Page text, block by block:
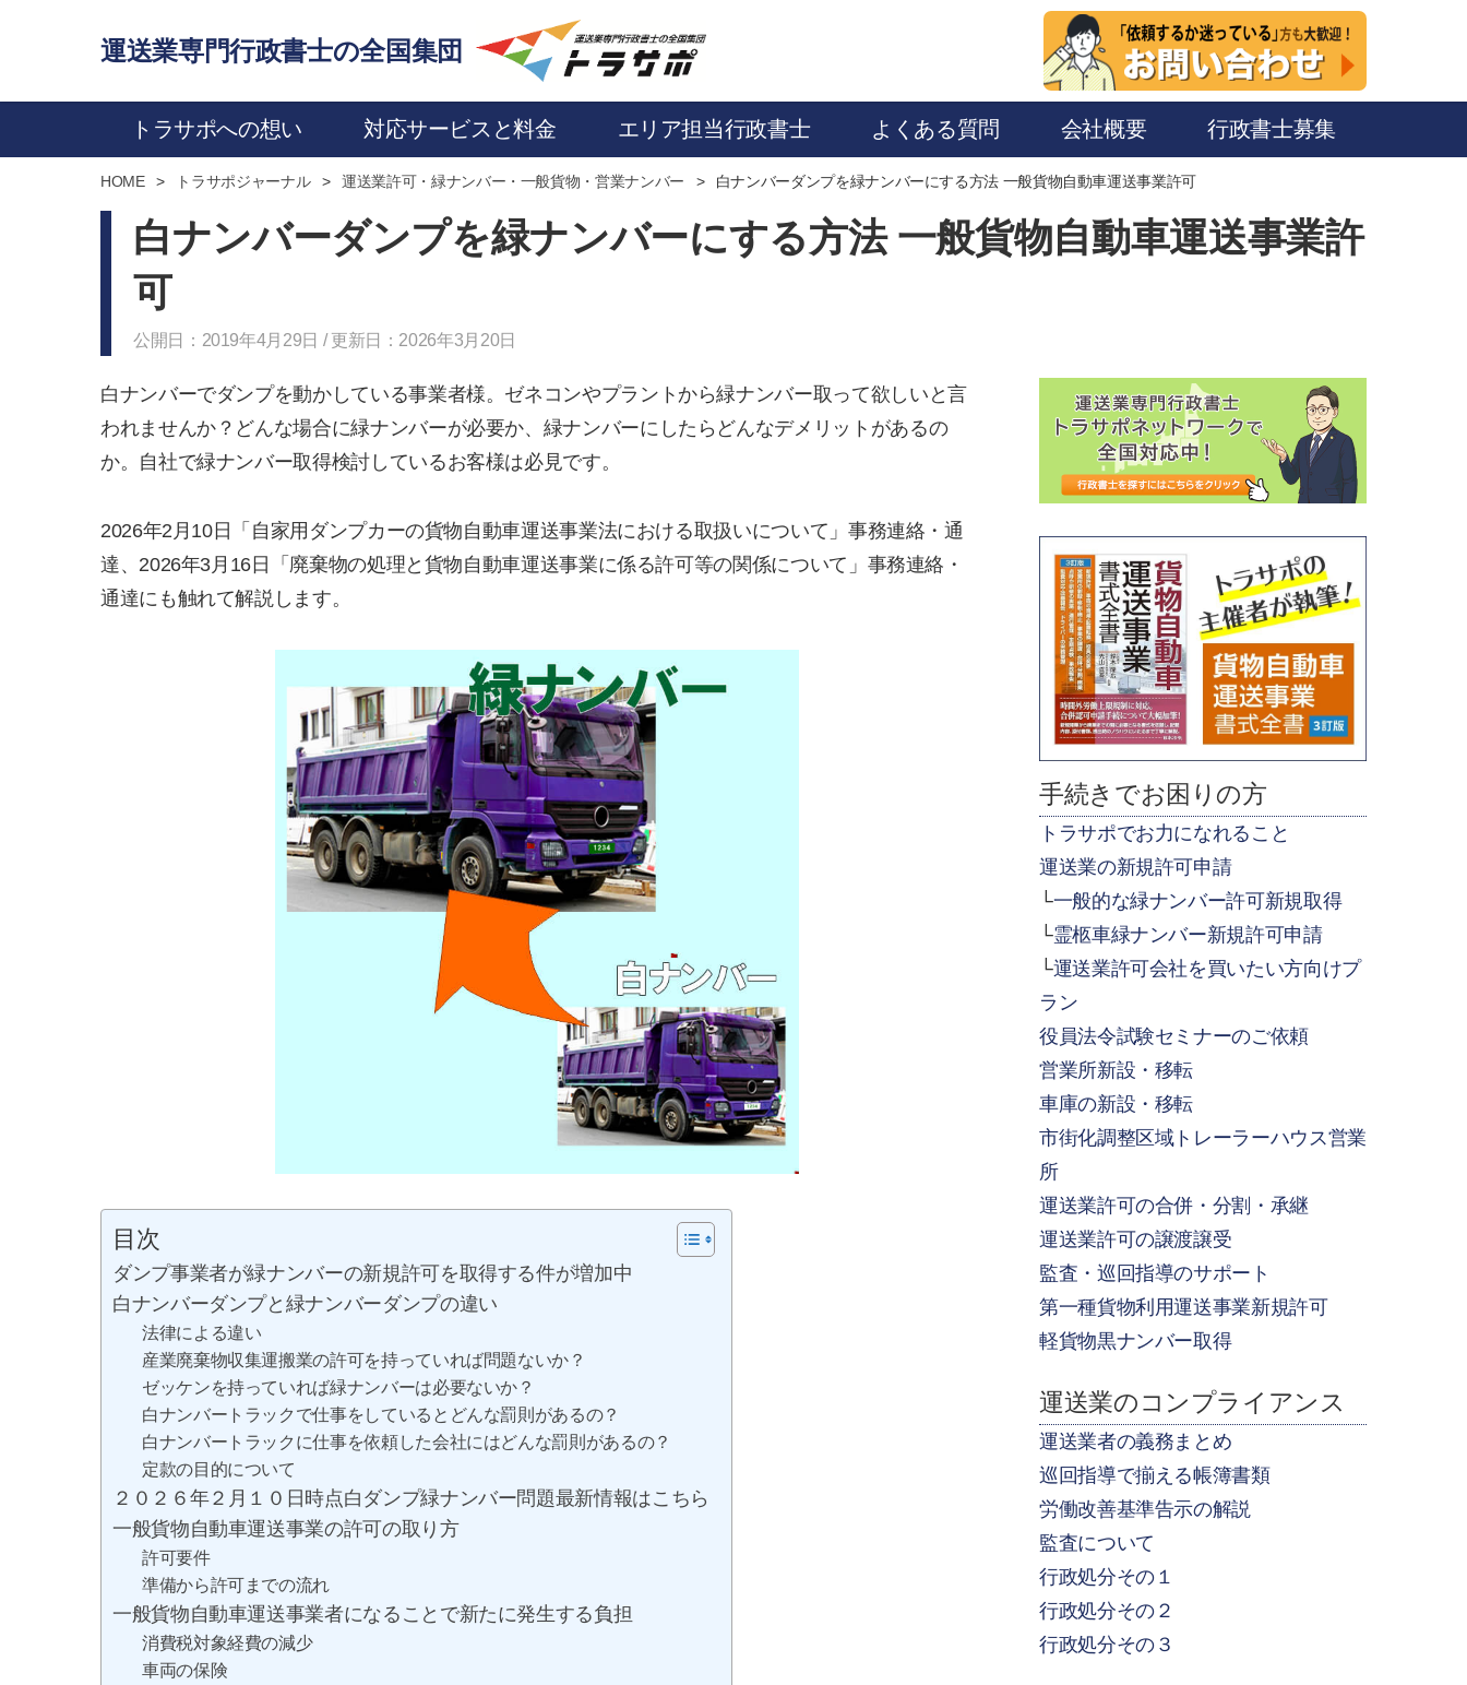
運送業専門行政書士の全国集団
トラサポへの想い 対応サービスと料金 エリア担当行政書士 よくある質問 会社概要 行政書士募集
HOME トラサポジャーナル 運送業許可・緑ナンバー・一般貨物・営業ナンバー 白ナンバーダンプを緑ナンバーにする方法 一般貨物自動車運送事業許可
白ナンバーダンプを緑ナンバーにする方法 一般貨物自動車運送事業許
可
公開日：2019年4月29日 / 更新日：2026年3月20日
白ナンバーでダンプを動かしている事業者様。ゼネコンやプラントから緑ナンバー取って欲しいと言
われませんか？どんな場合に緑ナンバーが必要か、緑ナンバーにしたらどんなデメリットがあるの
か。自社で緑ナンバー取得検討しているお客様は必見です。
2026年2月10日「自家用ダンプカーの貨物自動車運送事業法における取扱いについて」事務連絡・通
達、2026年3月16日「廃棄物の処理と貨物自動車運送事業に係る許可等の関係について」事務連絡・
通達にも触れて解説します。
目次
ダンプ事業者が緑ナンバーの新規許可を取得する件が増加中
白ナンバーダンプと緑ナンバーダンプの違い
法律による違い
産業廃棄物収集運搬業の許可を持っていれば問題ないか？
ゼッケンを持っていれば緑ナンバーは必要ないか？
白ナンバートラックで仕事をしているとどんな罰則があるの？
白ナンバートラックに仕事を依頼した会社にはどんな罰則があるの？
定款の目的について
２０２６年２月１０日時点白ダンプ緑ナンバー問題最新情報はこちら
一般貨物自動車運送事業の許可の取り方
許可要件
準備から許可までの流れ
一般貨物自動車運送事業者になることで新たに発生する負担
消費税対象経費の減少
車両の保険
手続きでお困りの方
トラサポでお力になれること
運送業の新規許可申請
一般的な緑ナンバー許可新規取得
霊柩車緑ナンバー新規許可申請
運送業許可会社を買いたい方向けプ
ラン
役員法令試験セミナーのご依頼
営業所新設・移転
車庫の新設・移転
市街化調整区域トレーラーハウス営業
所
運送業許可の合併・分割・承継
運送業許可の譲渡譲受
監査・巡回指導のサポート
第一種貨物利用運送事業新規許可
軽貨物黒ナンバー取得
運送業のコンプライアンス
運送業者の義務まとめ
巡回指導で揃える帳簿書類
労働改善基準告示の解説
監査について
行政処分その１
行政処分その２
行政処分その３